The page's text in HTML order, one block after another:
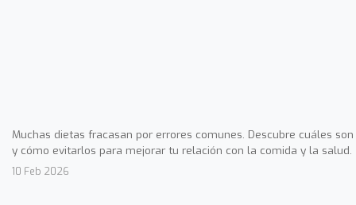
Muchas dietas fracasan por errores comunes. Descubre cuáles son
y cómo evitarlos para mejorar tu relación con la comida y la salud.
10 Feb 2026